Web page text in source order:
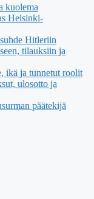
kuolema
Helsinki-
Hitleriin
tilauksiin ja
ikä ja tunnetut roolit
ulosotto ja
päätekijä